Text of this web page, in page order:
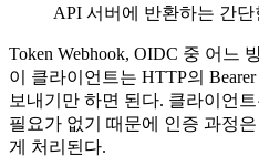
API 서버에 반환하는 간
Token Webhook, OIDC 중 어느
이 클라이언트는 HTTP의
보내기만 하면 된다. 클라이언
필요가 없기 때문에 인증 과정은
게 처리된다.